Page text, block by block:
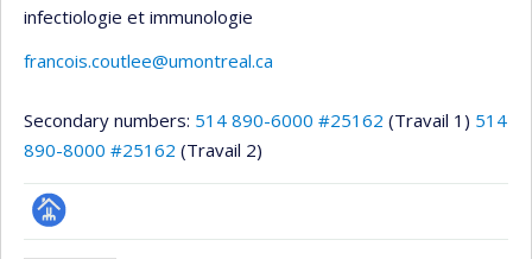
infectiologie et immunologie
francois.coutlee@umontreal.ca
Secondary numbers: 514 890-6000 #25162 (Travail 1) 514
890-8000 #25162 (Travail 2)
Page